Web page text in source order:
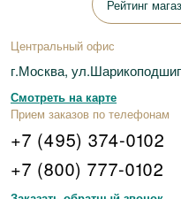
Рейтинг
Центральный офис
г.Москва,
Смотреть на карте
Прием заказов по телефонам
+7 (495) 374-0102
+7 (800) 777-0102